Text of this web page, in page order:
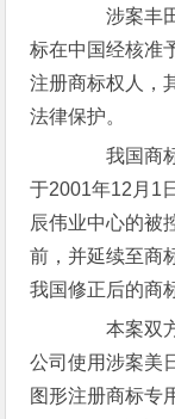
涉案丰田
标在中国经核准
注册商标权人，
法律保护。
我国商标
于2001年12月1
辰伟业中心的被
前，并延续至商
我国修正后的商
本案双方
公司使用涉案美
图形注册商标专